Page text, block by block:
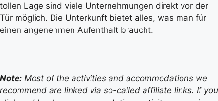
tollen Lage sind viele Unternehmungen direkt vor der
Tür möglich. Die Unterkunft bietet alles, was man für
einen angenehmen Aufenthalt braucht.
Note: Most of the activities and accommodations we
recommend are linked via so-called affiliate links. If you